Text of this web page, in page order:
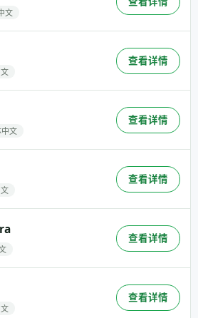
文
查看详情
文
查看详情
查看详情
查看详情
查看详情